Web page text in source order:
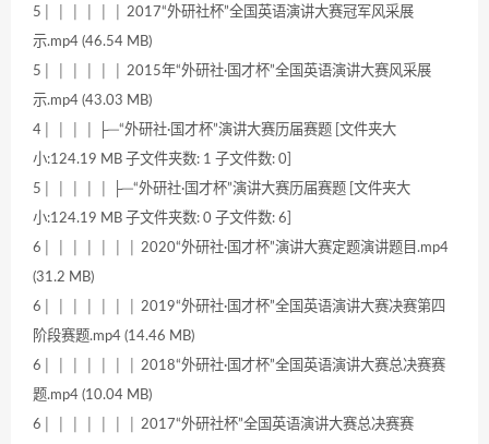
5│ │ │ │ │ │ 2017“外研社杯”全国英语演讲大赛冠军风采展
示.mp4 (46.54 MB)
5│ │ │ │ │ │ 2015年“外研社·国才杯”全国英语演讲大赛风采展
示.mp4 (43.03 MB)
4│ │ │ │ ├─“外研社·国才杯”演讲大赛历届赛题 [文件夹大
小:124.19 MB 子文件夹数: 1 子文件数: 0]
5│ │ │ │ │ ├─“外研社·国才杯”演讲大赛历届赛题 [文件夹大
小:124.19 MB 子文件夹数: 0 子文件数: 6]
6│ │ │ │ │ │ │ 2020“外研社·国才杯”演讲大赛定题演讲题目.mp4
(31.2 MB)
6│ │ │ │ │ │ │ 2019“外研社·国才杯”全国英语演讲大赛决赛第四
阶段赛题.mp4 (14.46 MB)
6│ │ │ │ │ │ │ 2018“外研社·国才杯”全国英语演讲大赛总决赛赛
题.mp4 (10.04 MB)
6│ │ │ │ │ │ │ 2017“外研社杯”全国英语演讲大赛总决赛赛